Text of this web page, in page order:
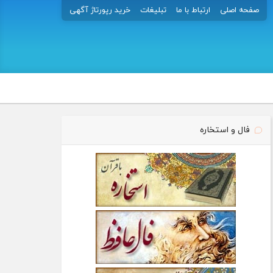
صفحه اصلی ارتباط با ما تبلیغات خرید رپورتاژ آگهی
فال و استخاره